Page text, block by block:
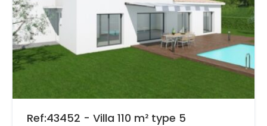
Ref:43452 - Villa 110 m² type 5